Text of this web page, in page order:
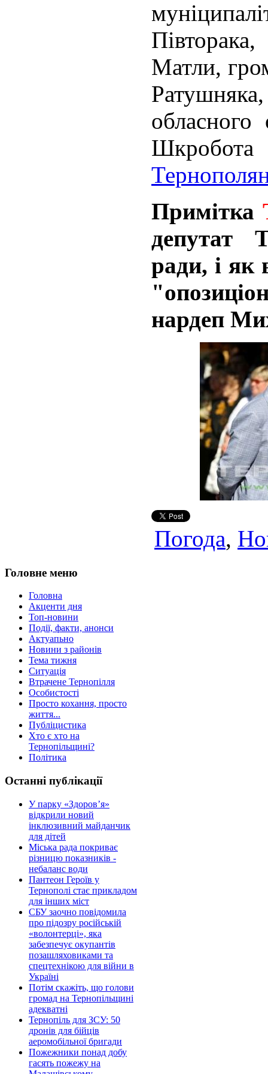
Матли,
обласного
Примітка
депутат
ради, і як
нардеп
Погода,
Головне меню
Головна
Акценти дня
Топ-новини
Події, факти, анонси
Актуапьно
Новини з районів
Тема тижня
Ситуація
Втрачене Тернопілля
Особистості
Просто кохання, просто
життя...
Публіцистика
Хто є хто на
Тернопільщині?
Політика
Останні публікації
У парку «Здоров’я»
відкрили новий
інклюзивний майданчик
для дітей
Міська рада покриває
різницю показників -
небаланс води
Пантеон Героїв у
Тернополі стає прикладом
для інших міст
СБУ заочно повідомила
про підозру російській
«волонтерці», яка
забезпечує окупантів
позашляховиками та
спецтехнікою для війни в
Україні
Потім скажіть, що голови
громад на Тернопільщині
адекватні
Тернопіль для ЗСУ: 50
дронів для бійців
аеромобільної бригади
Пожежники понад добу
гасять пожежу на